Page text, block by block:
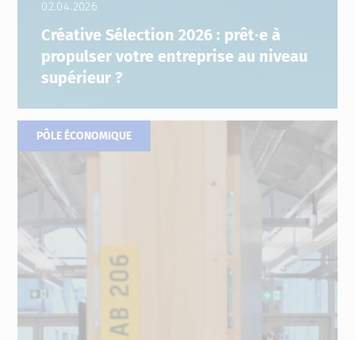
02.04.2026
Créative Sélection 2026 : prêt∙e à
propulser votre entreprise au niveau
supérieur ?
PÔLE ÉCONOMIQUE